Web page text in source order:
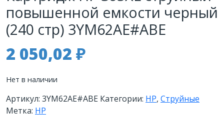
повышенной емкости черный
(240 стр) 3YM62AE#ABE
2 050,02 ₽
Нет в наличии
Артикул: 3YM62AE#ABE Категории: HP, Струйные
Метка: HP